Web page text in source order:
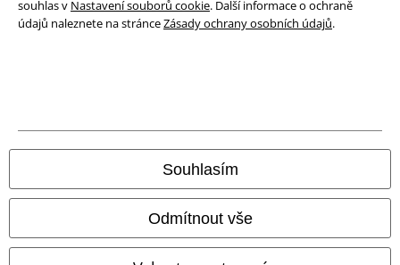
souhlas v Nastavení souborů cookie. Další informace o ochraně
údajů naleznete na stránceZásady ochrany osobních údajů.
Souhlasím
Odmítnout vše
Informace o přístupnosti
Naše online obchody